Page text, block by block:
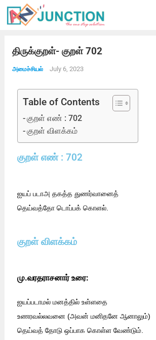
திருக்குறள்- குறள் 702
அமைச்சியல் July 6, 2023
Table of Contents
குறள் எண் : 702
குறள் விளக்கம்
குறள் எண் : 702
ஐயப் படாஅ தகத்த துணர்வானைத்
தெய்வத்தோ டொப்பக் கொளல்.
குறள் விளக்கம்
மு.வரதராசனார் உரை:
ஐயப்படாமல் மனத்தில் உள்ளதை
உணரவல்லவனை (அவன் மனிதனே ஆனாலும்)
தெய்வத் தோடு ஒப்பாக கொள்ள வேண்டும்.